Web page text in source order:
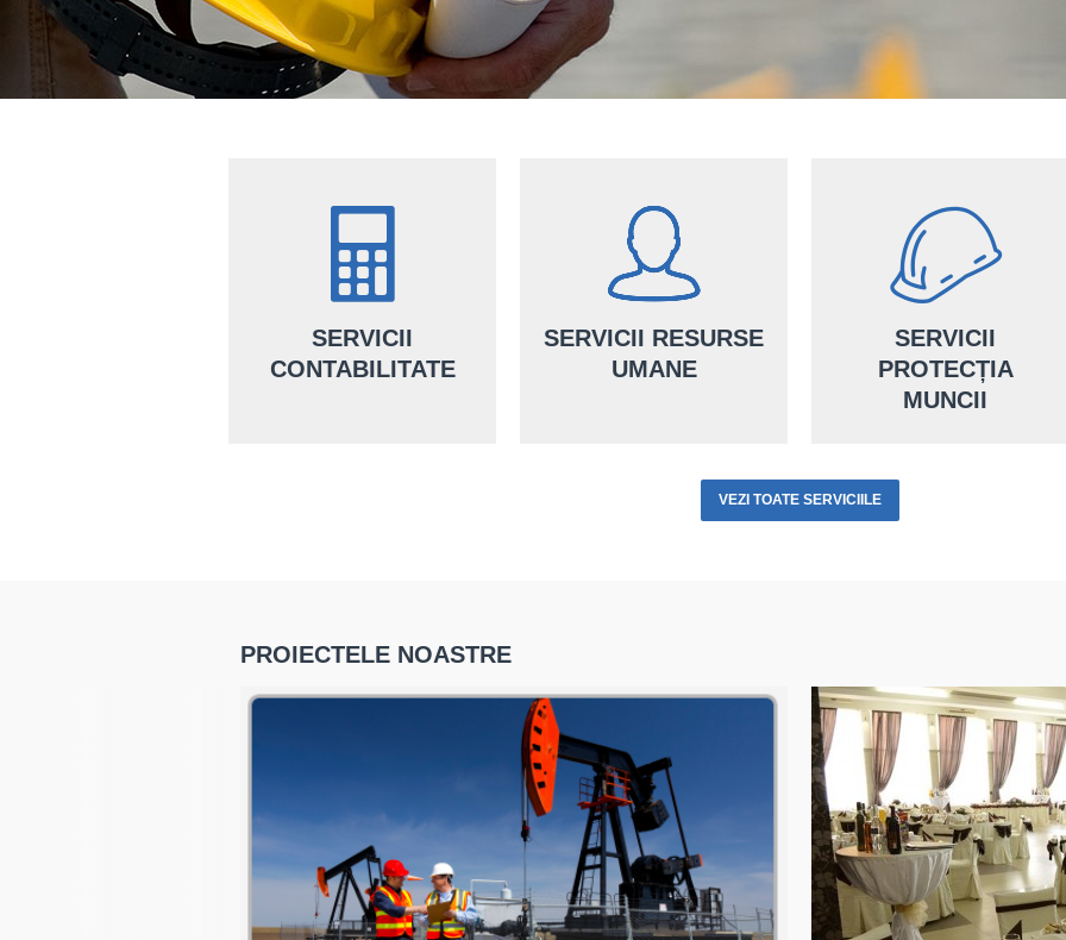
SERVICII
CONTABILITATE
SERVICII RESURSE
UMANE
Pentru performanța afacerii
tale, îți punem la dispoziție
SERVICII
PROTECȚIA
MUNCII
servicii personalizate de
protecția muncii atât pentru
VEZI TOATE SERVICIILE
PROIECTELE NOASTRE